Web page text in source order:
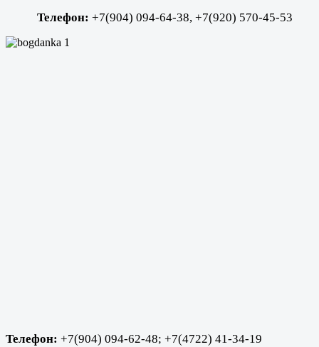
Телефон: +7(904) 094-64-38, +7(920) 570-45-53
Телефон: +7(904) 094-62-48; +7(4722) 41-34-19